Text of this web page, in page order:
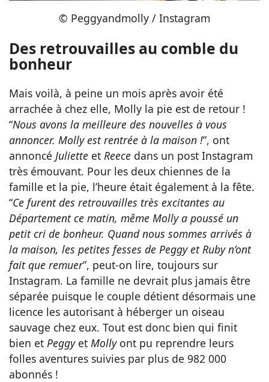
© Peggyandmolly / Instagram
Des retrouvailles au comble du
bonheur
Mais voilà, à peine un mois après avoir été
arrachée à chez elle, Molly la pie est de retour !
“Nous avons la meilleure des nouvelles à vous
annoncer. Molly est rentrée à la maison !”, ont
annoncé Juliette et Reece dans un post Instagram
très émouvant. Pour les deux chiennes de la
famille et la pie, l’heure était également à la fête.
“Ce furent des retrouvailles très excitantes au
Département ce matin, même Molly a poussé un
petit cri de bonheur. Quand nous sommes arrivés à
la maison, les petites fesses de Peggy et Ruby n’ont
fait que remuer”, peut-on lire, toujours sur
Instagram. La famille ne devrait plus jamais être
séparée puisque le couple détient désormais une
licence les autorisant à héberger un oiseau
sauvage chez eux. Tout est donc bien qui finit
bien et Peggyet Mollyont pu reprendre leurs
folles aventures suivies par plus de 982 000
abonnés !